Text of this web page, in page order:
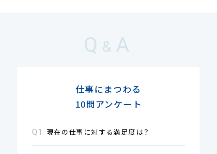
Q & A
仕事にまつわる
10問アンケート
現在の仕事に対する満足度は？